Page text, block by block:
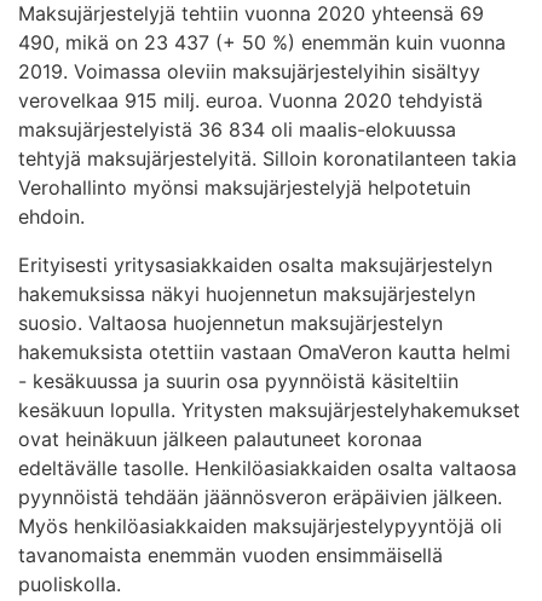
Maksujärjestelyjä tehtiin vuonna 2020 yhteensä 69
490, mikä on 23 437 (+ 50 %) enemmän kuin vuonna
2019. Voimassa oleviin maksujärjestelyihin sisältyy
verovelkaa 915 milj. euroa. Vuonna 2020 tehdyistä
maksujärjestelyistä 36 834 oli maalis-elokuussa
tehtyjä maksujärjestelyitä. Silloin koronatilanteen takia
Verohallinto myönsi maksujärjestelyjä helpotetuin
ehdoin.
Erityisesti yritysasiakkaiden osalta maksujärjestelyn
hakemuksissa näkyi huojennetun maksujärjestelyn
suosio. Valtaosa huojennetun maksujärjestelyn
hakemuksista otettiin vastaan OmaVeron kautta helmi
- kesäkuussa ja suurin osa pyynnöistä käsiteltiin
kesäkuun lopulla. Yritysten maksujärjestelyhakemukset
ovat heinäkuun jälkeen palautuneet koronaa
edeltävälle tasolle. Henkilöasiakkaiden osalta valtaosa
pyynnöistä tehdään jäännösveron eräpäivien jälkeen.
Myös henkilöasiakkaiden maksujärjestelypyyntöjä oli
tavanomaista enemmän vuoden ensimmäisellä
puoliskolla.